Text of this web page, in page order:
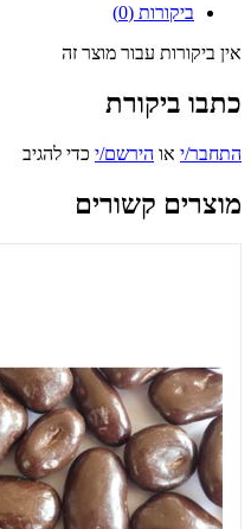
ביקורות (0)
אין ביקורות עבור מוצר זה
כתבו ביקורת
התחבר/י או הירשם/י כדי להגיב
מוצרים קשורים